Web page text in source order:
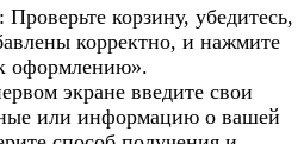
корзину, убедитесь,
корректно, и нажмите
оформлению».
экране введите свои
или информацию о вашей